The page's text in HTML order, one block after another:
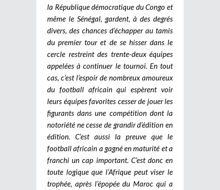
la République démocratique du Congo et
même le Sénégal, gardent, à des degrés
divers, des chances d’échapper au tamis
du premier tour et de se hisser dans le
cercle restreint des trente-deux équipes
appelées à continuer le tournoi. En tout
cas, c’est l’espoir de nombreux amoureux
du football africain qui espèrent voir
leurs équipes favorites cesser de jouer les
figurants dans une compétition dont la
notoriété ne cesse de grandir d’édition en
édition. C’est aussi la preuve que le
football africain a gagné en maturité et a
franchi un cap important. C’est donc en
toute logique que l’Afrique peut viser le
trophée, après l’épopée du Maroc qui a